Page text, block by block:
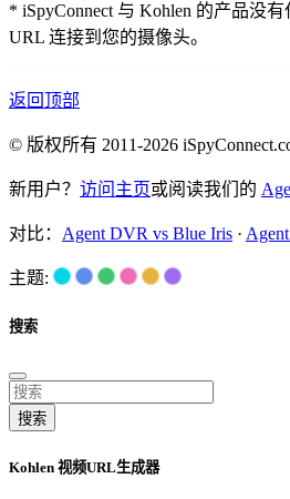
* iSpyConnect 与 Kohlen 的产品没
URL 连接到您的摄像头。
返回顶部
© 版权所有 2011-2026
新用户？ 访问主页或阅读我们的
对比： Agent DVR vs Blue Iris ·
主题:
搜索
搜索
Kohlen 视频URL生成器